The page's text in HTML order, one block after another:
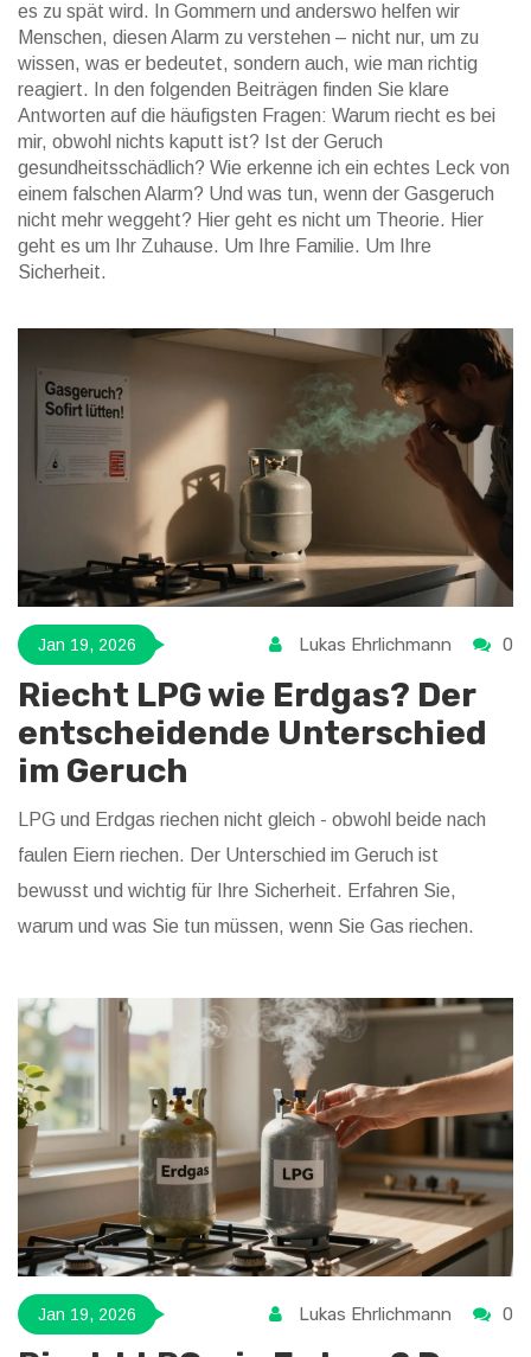
es zu spät wird. In Gommern und anderswo helfen wir
Menschen, diesen Alarm zu verstehen – nicht nur, um zu
wissen, was er bedeutet, sondern auch, wie man richtig
reagiert. In den folgenden Beiträgen finden Sie klare
Antworten auf die häufigsten Fragen: Warum riecht es bei
mir, obwohl nichts kaputt ist? Ist der Geruch
gesundheitsschädlich? Wie erkenne ich ein echtes Leck von
einem falschen Alarm? Und was tun, wenn der Gasgeruch
nicht mehr weggeht? Hier geht es nicht um Theorie. Hier
geht es um Ihr Zuhause. Um Ihre Familie. Um Ihre
Sicherheit.
Jan 19, 2026 Lukas Ehrlichmann 0
Riecht LPG wie Erdgas? Der
entscheidende Unterschied
im Geruch
LPG und Erdgas riechen nicht gleich - obwohl beide nach
faulen Eiern riechen. Der Unterschied im Geruch ist
bewusst und wichtig für Ihre Sicherheit. Erfahren Sie,
warum und was Sie tun müssen, wenn Sie Gas riechen.
Jan 19, 2026 Lukas Ehrlichmann 0